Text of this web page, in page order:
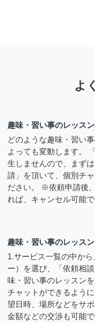
よ
趣味・習い事のレッス
どのような趣味・習い
よっても変動します。
生しませんので、まず
請」を頂いて、個別チ
ださい。 ※依頼申請後
れば、キャンセル可能で
趣味・習い事のレッス
1.サービス一覧の中か
ー）を選び、「依頼相
味・習い事のレッスン
チャットができるよう
望日時、場所などをサ
金額などの交渉も可能